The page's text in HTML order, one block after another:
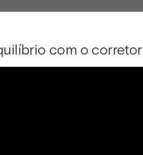
com o
com o